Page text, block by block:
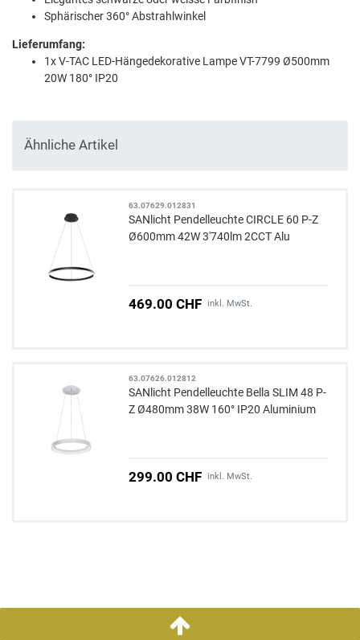
Sphärischer 360° Abstrahlwinkel
Lieferumfang:
1x V-TAC LED-Hängedekorative Lampe VT-7799 Ø500mm
20W 180° IP20
Ähnliche Artikel
63.07629.012831
SANlicht Pendelleuchte CIRCLE 60 P-Z
Ø600mm 42W 3'740lm 2CCT Alu
469.00 CHF inkl. MwSt.
63.07626.012812
SANlicht Pendelleuchte Bella SLIM 48 P-
Z Ø480mm 38W 160° IP20 Aluminium
299.00 CHF inkl. MwSt.